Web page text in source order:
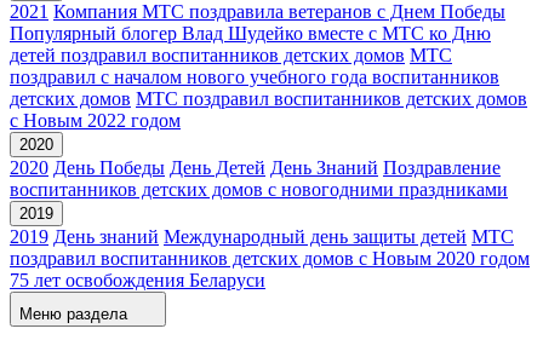
2021 Компания МТС поздравила ветеранов с Днем Победы
Популярный блогер Влад Шудейко вместе с МТС ко Дню
детей поздравил воспитанников детских домов МТС
поздравил с началом нового учебного года воспитанников
детских домов МТС поздравил воспитанников детских домов
с Новым 2022 годом
2020
2020 День Победы День Детей День Знаний Поздравление
воспитанников детских домов с новогодними праздниками
2019
2019 День знаний Международный день защиты детей МТС
поздравил воспитанников детских домов с Новым 2020 годом
75 лет освобождения Беларуси
Меню раздела